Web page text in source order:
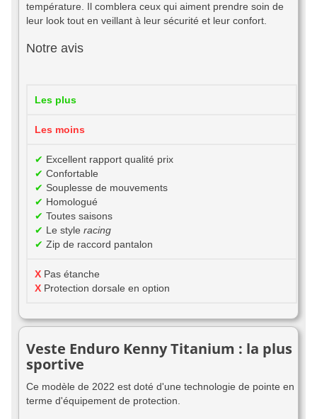
température. Il comblera ceux qui aiment prendre soin de
leur look tout en veillant à leur sécurité et leur confort.
Notre avis
Les plus
Les moins
✔ Excellent rapport qualité prix
✔ Confortable
✔ Souplesse de mouvements
✔ Homologué
✔ Toutes saisons
✔ Le style racing
✔ Zip de raccord pantalon
X Pas étanche
X Protection dorsale en option
Veste Enduro Kenny Titanium : la plus
sportive
Ce modèle de 2022 est doté d'une technologie de pointe en
terme d'équipement de protection.